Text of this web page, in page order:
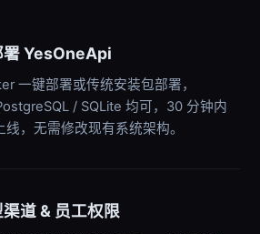
署 YesOneApi
一键部署或传统安装包部署，
/ SQLite 均可，30 分钟内
线，无需修改现有系统架构。
道 & 员工权限